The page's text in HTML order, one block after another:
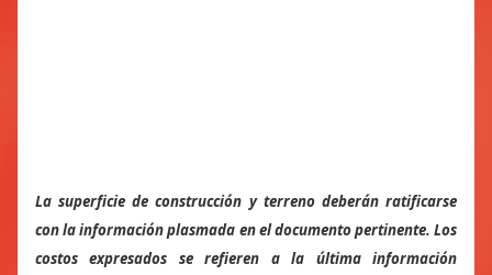
La superficie de construcción y terreno deberán ratificarse
con la información plasmada en el documento pertinente. Los
costos expresados se refieren a la última información